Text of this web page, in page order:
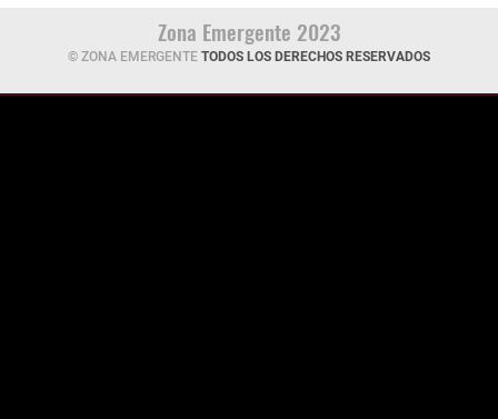
Zona Emergente 2023
© ZONA EMERGENTE TODOS LOS DERECHOS RESERVADOS